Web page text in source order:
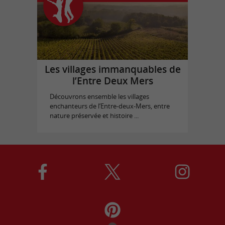
Les villages immanquables de
l’Entre Deux Mers
Découvrons ensemble les villages
enchanteurs de l’Entre-deux-Mers, entre
nature préservée et histoire ...